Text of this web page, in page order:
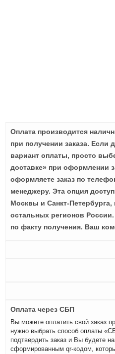
Оплата производится
при получении заказа.
вариант оплаты, просто
доставке» при оформлении
оформляете заказ по
менеджеру. Эта опция
Москвы и Санкт-Петербурга,
остальных регионов
по факту получения. Ваш
Оплата через СБП
Вы можете оплатить свой заказ
нужно выбрать способ оплаты
подтвердить заказ и Вы будете
сформированным qr-кодом,